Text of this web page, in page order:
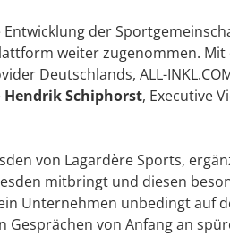
der
weiter zugenommen.
Deutschlands, ALL-
Hendrik Schiphorst, Executive
von Lagardère Sports,
mitbringt und diesen
Unternehmen unbedingt auf
von Anfang an